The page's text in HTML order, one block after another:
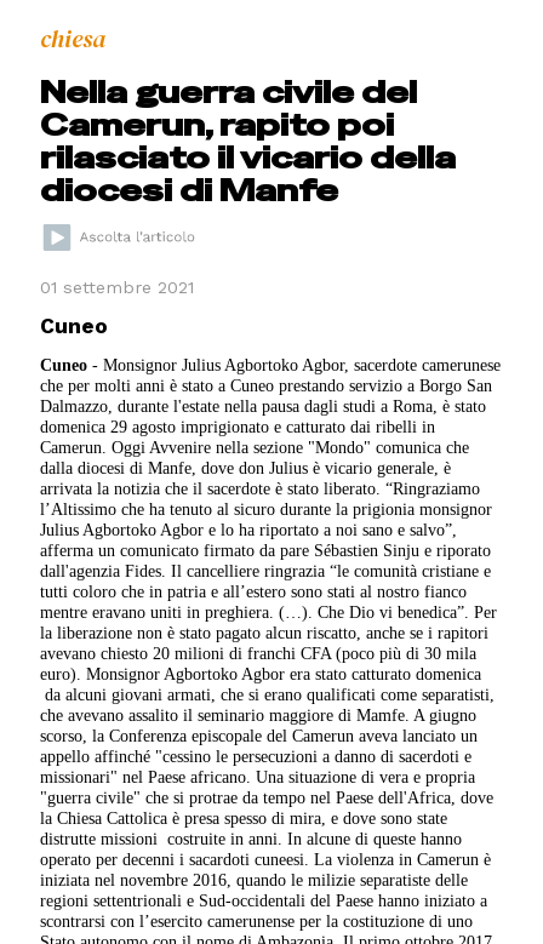
chiesa
Nella guerra civile del
Camerun, rapito poi
rilasciato il vicario della
diocesi di Manfe
01 settembre 2021
Cuneo
Cuneo - Monsignor Julius Agbortoko Agbor, sacerdote camerunese
che per molti anni è stato a Cuneo prestando servizio a Borgo San
Dalmazzo, durante l'estate nella pausa dagli studi a Roma, è stato
domenica 29 agosto imprigionato e catturato dai ribelli in
Camerun. Oggi Avvenire nella sezione "Mondo" comunica che
dalla diocesi di Manfe, dove don Julius è vicario generale, è
arrivata la notizia che il sacerdote è stato liberato. “Ringraziamo
l’Altissimo che ha tenuto al sicuro durante la prigionia monsignor
Julius Agbortoko Agbor e lo ha riportato a noi sano e salvo”,
afferma un comunicato firmato da pare Sébastien Sinju e riporato
dall'agenzia Fides. Il cancelliere ringrazia “le comunità cristiane e
tutti coloro che in patria e all’estero sono stati al nostro fianco
mentre eravano uniti in preghiera. (…). Che Dio vi benedica”. Per
la liberazione non è stato pagato alcun riscatto, anche se i rapitori
avevano chiesto 20 milioni di franchi CFA (poco più di 30 mila
euro). Monsignor Agbortoko Agbor era stato catturato domenica
da alcuni giovani armati, che si erano qualificati come separatisti,
che avevano assalito il seminario maggiore di Mamfe. A giugno
scorso, la Conferenza episcopale del Camerun aveva lanciato un
appello affinché "cessino le persecuzioni a danno di sacerdoti e
missionari" nel Paese africano. Una situazione di vera e propria
"guerra civile" che si protrae da tempo nel Paese dell'Africa, dove
la Chiesa Cattolica è presa spesso di mira, e dove sono state
distrutte missioni costruite in anni. In alcune di queste hanno
operato per decenni i sacardoti cuneesi. La violenza in Camerun è
iniziata nel novembre 2016, quando le milizie separatiste delle
regioni settentrionali e Sud-occidentali del Paese hanno iniziato a
scontrarsi con l’esercito camerunense per la costituzione di uno